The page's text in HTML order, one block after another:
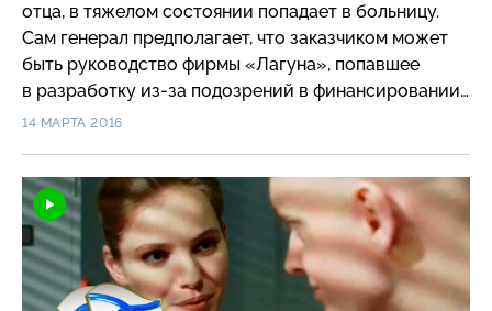
отца, в тяжелом состоянии попадает в больницу.
Сам генерал предполагает, что заказчиком может
быть руководство фирмы «Лагуна», попавшее
в разработку из-за подозрений в финансировании
экстремистской деятельности. Пригов поручает
14 МАРТА 2016